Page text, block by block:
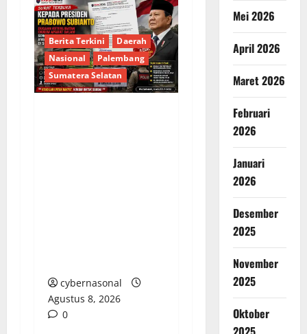
Berita Terkini
Daerah
Nasional
Palembang
Sumatera Selatan
cybernasonal
Agustus 8, 2026
0
Mei 2026
April 2026
Maret 2026
Februari
2026
Januari
2026
Desember
2025
November
2025
Oktober